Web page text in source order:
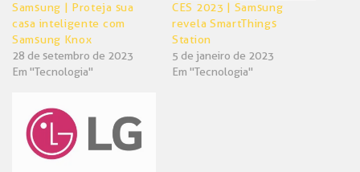
Samsung | Proteja sua
casa inteligente com
Samsung Knox
28 de setembro de 2023
Em "Tecnologia"
CES 2023 | Samsung
revela SmartThings
Station
5 de janeiro de 2023
Em "Tecnologia"